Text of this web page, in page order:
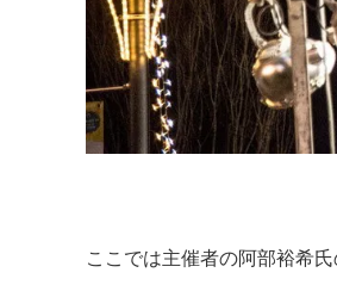
ここでは主催者の阿部裕希